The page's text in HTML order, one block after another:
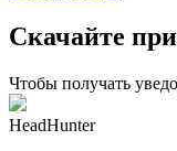
Скачайте
Чтобы получать
HeadHunter